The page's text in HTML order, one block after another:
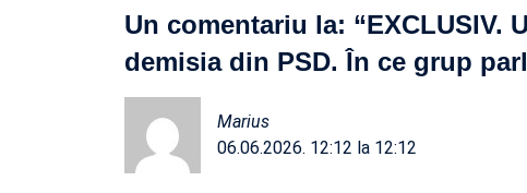
Un comentariu la: “EXCLUSIV.
demisia din PSD. În ce grup
Marius
06.06.2026. 12:12 la 12:12